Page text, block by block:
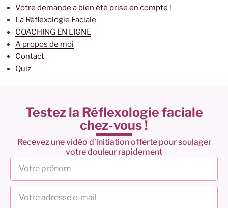
Votre demande a bien été prise en compte !
La Réflexologie Faciale
COACHING EN LIGNE
A propos de moi
Contact
Quiz
Testez la Réflexologie faciale
chez-vous !
Recevez une vidéo d’initiation offerte pour soulager
votre douleur rapidement